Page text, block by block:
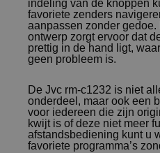
indeling van de knoppen
favoriete zenders
aanpassen zonder
ontwerp zorgt ervoor dat
prettig in de hand ligt,
geen probleem is.
De Jvc rm-c1232 is niet
onderdeel, maar ook een
voor iedereen die zijn
kwijt is of deze niet meer
afstandsbediening kunt u
favoriete programma’s